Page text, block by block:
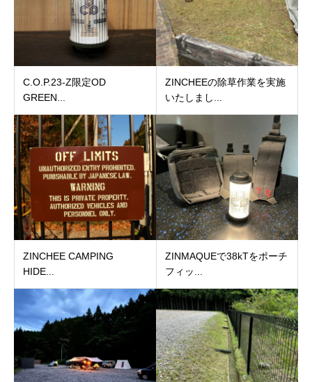
C.O.P.23-Z限定OD
GREEN...
ZINCHEEの除草作業を実施
いたしまし...
ZINCHEE CAMPING
HIDE...
ZINMAQUEで38kTをポーチ
フィッ...